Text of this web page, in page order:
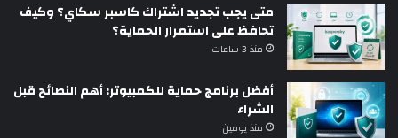
متى يجب تجديد اشتراك كاسبر سكاي؟ وكيف
تحافظ على استمرار الحماية؟
منذ 3 ساعات
أفضل برنامج حماية للكمبيوتر: أهم النصائح قبل
الشراء
منذ يومين